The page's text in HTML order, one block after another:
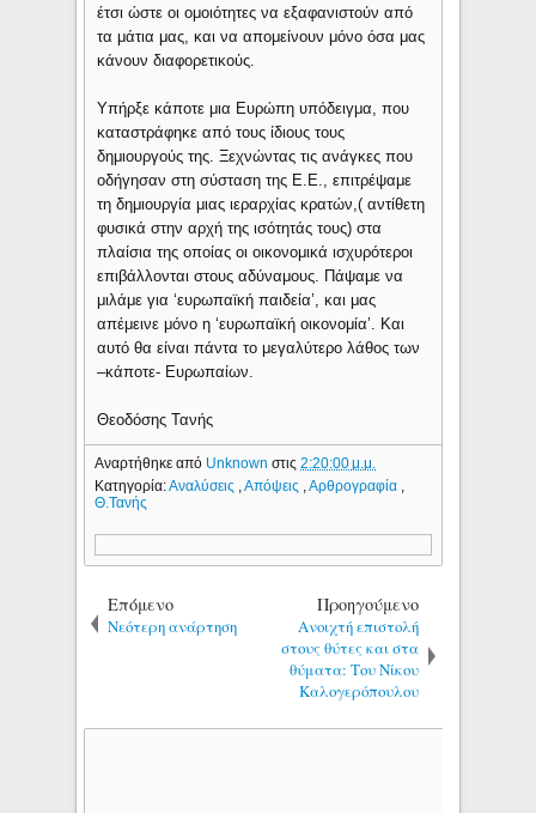
έτσι ώστε οι ομοιότητες να εξαφανιστούν από
τα μάτια μας, και να απομείνουν μόνο όσα μας
κάνουν διαφορετικούς.
Υπήρξε κάποτε μια Ευρώπη υπόδειγμα, που
καταστράφηκε από τους ίδιους τους
δημιουργούς της. Ξεχνώντας τις ανάγκες που
οδήγησαν στη σύσταση της Ε.Ε., επιτρέψαμε
τη δημιουργία μιας ιεραρχίας κρατών,( αντίθετη
φυσικά στην αρχή της ισότητάς τους) στα
πλαίσια της οποίας οι οικονομικά ισχυρότεροι
επιβάλλονται στους αδύναμους. Πάψαμε να
μιλάμε για ‘ευρωπαϊκή παιδεία’, και μας
απέμεινε μόνο η ‘ευρωπαϊκή οικονομία’. Και
αυτό θα είναι πάντα το μεγαλύτερο λάθος των
–κάποτε- Ευρωπαίων.
Θεοδόσης Τανής
Αναρτήθηκε από Unknownστις2:20:00 μ.μ.
Κατηγορία:Αναλύσεις ,Απόψεις ,Αρθρογραφία
Θ.Τανής
Επόμενο
Νεότερη ανάρτηση
Προηγούμενο
Ανοιχτή επιστολή
στους θύτες και στα
θύματα: Του Νίκου
Καλογερόπουλου